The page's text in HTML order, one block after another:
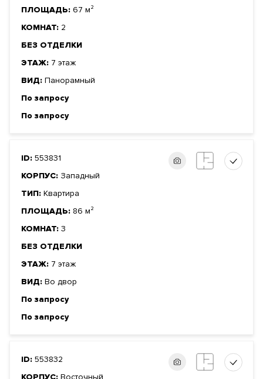
Девелопер проекта — Sminex, перфекционисты Fine
Development. Компания создаёт совершенные дома:
Документы ЗАЯВКА НА ЮРИДИЧЕСКУЮ КОНСУЛЬТАЦИЮ
правообладания
Фонд
ПЛОЩАДЬ: 67 м²
КОМНАТ: 2
БЕЗ ОТДЕЛКИ
ЭТАЖ: 7 этаж
ВИД: Панорамный
По запросу
По запросу
ID: 553831
КОРПУС: Западный
ТИП: Квартира
ПЛОЩАДЬ: 86 м²
КОМНАТ: 3
БЕЗ ОТДЕЛКИ
ЭТАЖ: 7 этаж
ВИД: Во двор
По запросу
По запросу
ID: 553832